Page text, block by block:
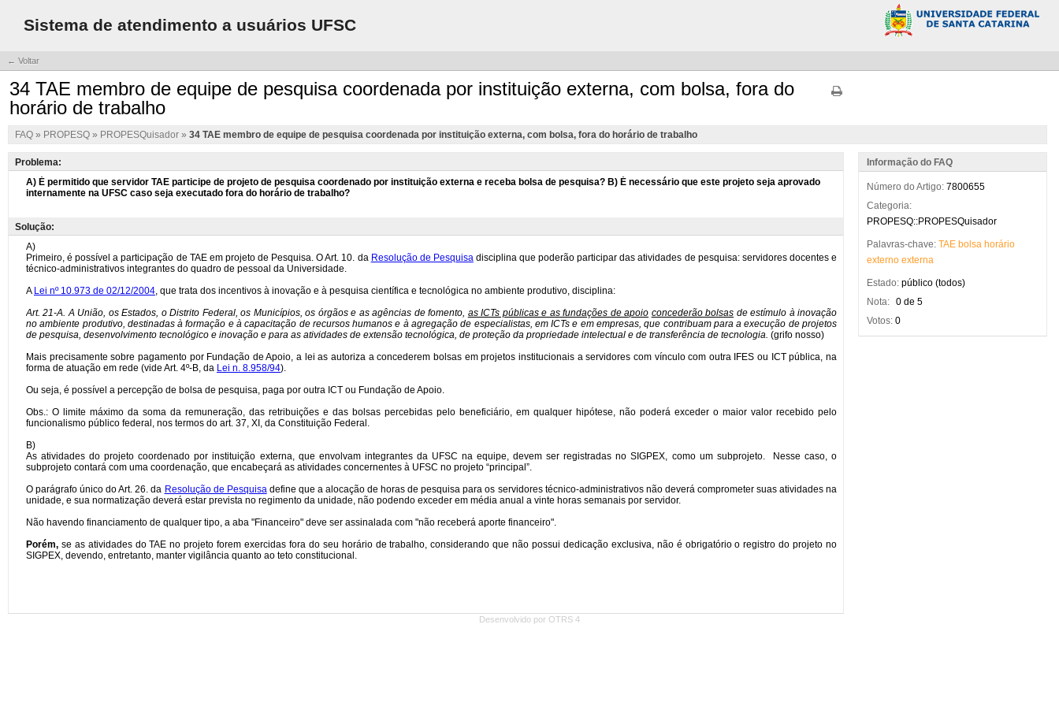
Sistema de atendimento a usuários UFSC
← Voltar
34 TAE membro de equipe de pesquisa coordenada por instituição externa, com bolsa, fora do
horário de trabalho
FAQ » PROPESQ » PROPESQuisador » 34 TAE membro de equipe de pesquisa coordenada por instituição externa, com bolsa, fora do horário de trabalho
Problema:
Solução:
Informação do FAQ
Número do Artigo: 7800655
Categoria:
PROPESQ::PROPESQuisador
Palavras-chave: TAE bolsa horário
externo externa
Estado: público (todos)
Nota: 0 de 5
Votos: 0
Desenvolvido por OTRS 4